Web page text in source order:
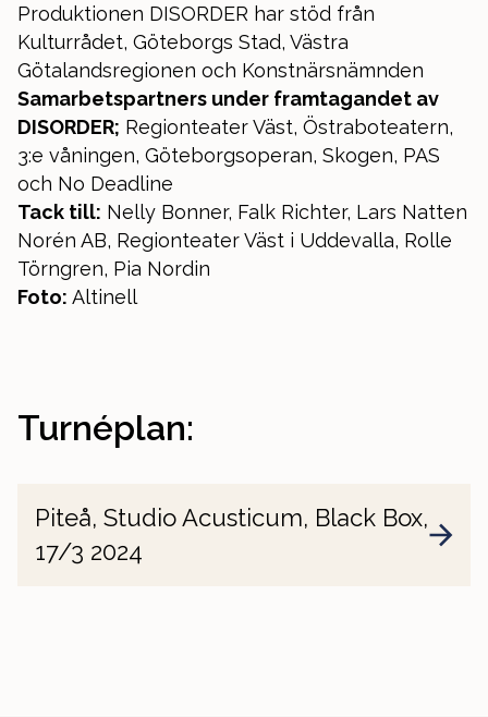
Produktionen DISORDER har stöd från
Kulturrådet, Göteborgs Stad, Västra
Götalandsregionen och Konstnärsnämnden
Samarbetspartners under framtagandet av
DISORDER; Regionteater Väst, Östraboteatern,
3:e våningen, Göteborgsoperan, Skogen, PAS
och No Deadline
Tack till: Nelly Bonner, Falk Richter, Lars Natten
Norén AB, Regionteater Väst i Uddevalla, Rolle
Törngren, Pia Nordin
Foto: Altinell
Turnéplan:
Piteå, Studio Acusticum, Black Box,
17/3 2024